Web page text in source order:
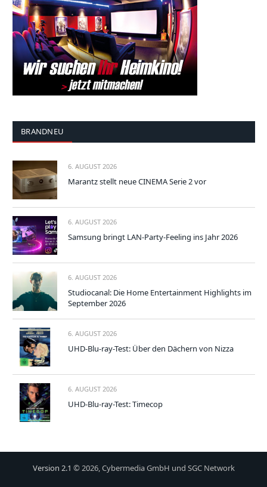
BRANDNEU
6. AUGUST 2026
Marantz stellt neue CINEMA Serie 2 vor
6. AUGUST 2026
Samsung bringt LAN-Party-Feeling ins Jahr 2026
6. AUGUST 2026
Studiocanal: Die Home Entertainment Highlights im
September 2026
6. AUGUST 2026
UHD-Blu-ray-Test: Über den Dächern von Nizza
6. AUGUST 2026
UHD-Blu-ray-Test: Timecop
Version 2.1 © 2026, Cybermedia GmbH und SGC Network